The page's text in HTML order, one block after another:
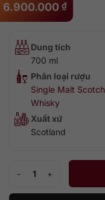
6.900.000 ₫
Dung tích
700 ml
Phân loại rượu
Single Malt Scotch
Whisky
Xuất xứ
Scotland